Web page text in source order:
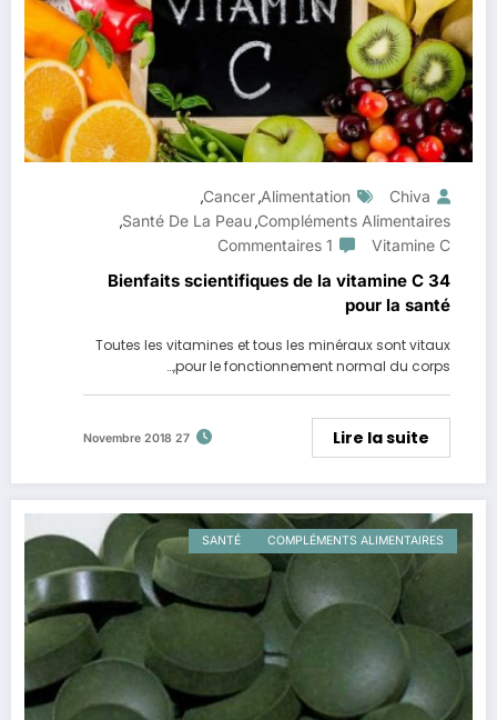
Chiva
Alimentation
,
Cancer
,
Compléments Alimentaires
,
Santé De La Peau
,
Vitamine C
1 Commentaires
34 Bienfaits scientifiques de la vitamine C
pour la santé
Toutes les vitamines et tous les minéraux sont vitaux
pour le fonctionnement normal du corps,…
Lire la suite
27 Novembre 2018
COMPLÉMENTS ALIMENTAIRES
SANTÉ